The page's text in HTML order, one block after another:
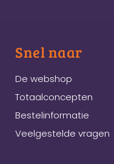
Snel naar
De webshop
Totaalconcepten
Bestelinformatie
Veelgestelde vragen